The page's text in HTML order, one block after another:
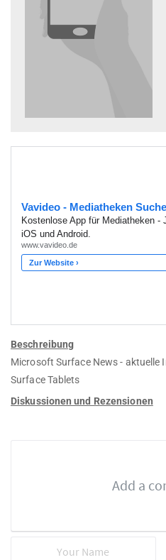
Beschreibung
Microsoft Surface News -
Surface Tablets
Diskussionen und Rezensionen